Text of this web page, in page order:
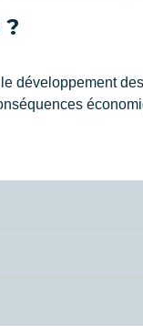
?
développement